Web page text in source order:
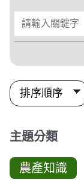
請輸入關鍵字
主題分類
農產知識